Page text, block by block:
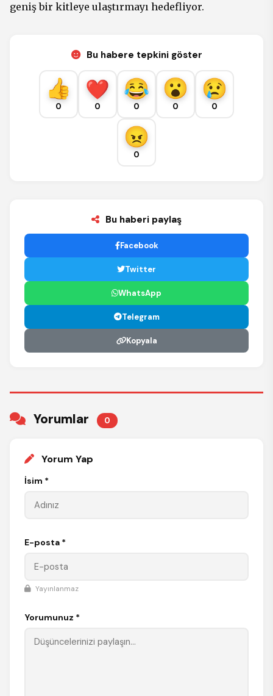
geniş bir kitleye ulaştırmayı hedefliyor.
Bu habere tepkini göster
0 0 0 0 0
0
Bu haberi paylaş
Facebook
Twitter
WhatsApp
Telegram
Kopyala
Yorumlar 0
Yorum Yap
İsim *
E-posta *
Yayınlanmaz
Yorumunuz *